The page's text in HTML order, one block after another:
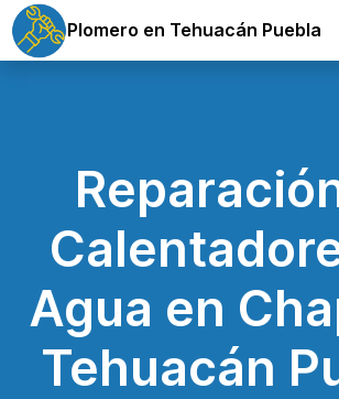
Plomero en Tehuacán Puebla
Agua en
Tehuacán